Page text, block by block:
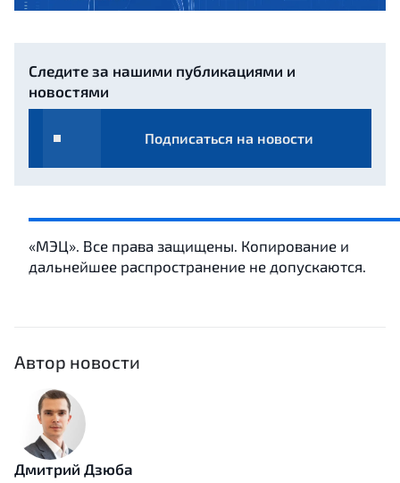
Следите за нашими публикациями и
новостями
Подписаться на новости
«МЭЦ». Все права защищены. Копирование и
дальнейшее распространение не допускаются.
Автор новости
Дмитрий Дзюба